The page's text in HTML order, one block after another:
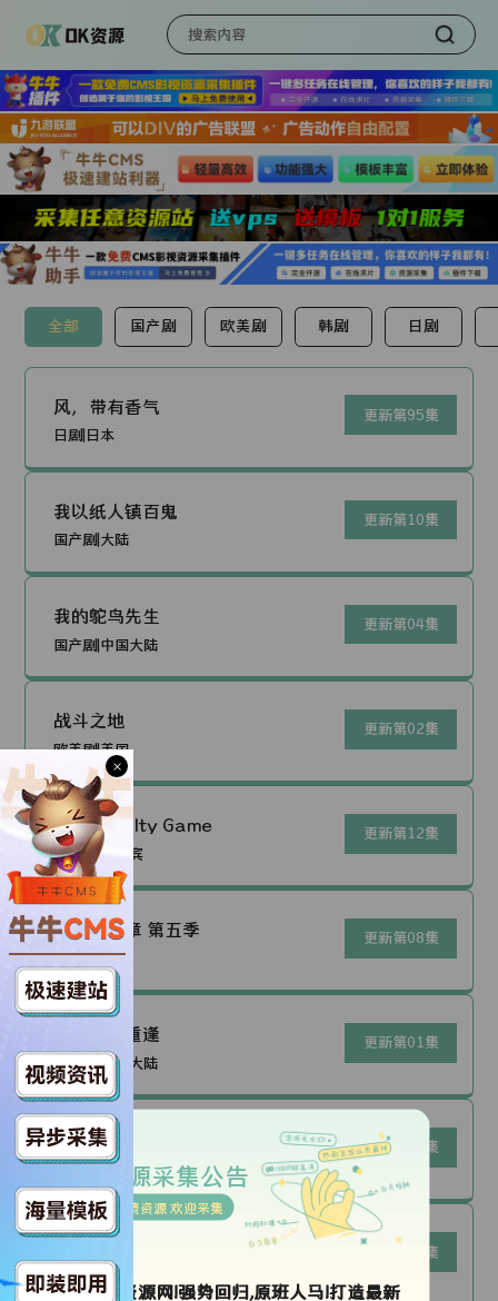
全部 国产剧 欧美剧 韩剧 日剧
风，带有香气
日剧|日本
更新第95集
我以纸人镇百鬼
国产剧|大陆
更新第10集
我的鸵鸟先生
国产剧|中国大陆
更新第04集
战斗之地
欧美剧|美国
更新第02集
The Loyalty Game
欧美剧|菲律宾
更新第12集
权欲第三章 第五季
欧美剧|美国
更新第08集
其实不是重逢
国产剧|中国大陆
更新第01集
致亲爱的丈夫~完美妻子的谎言~
日剧|日本
更新第06集
长夜如歌
国产剧|中国大陆
更新第20集
资源采集公告
免费资源 欢迎采集
ok资源网!强势回归,原班人马!打造最新
×